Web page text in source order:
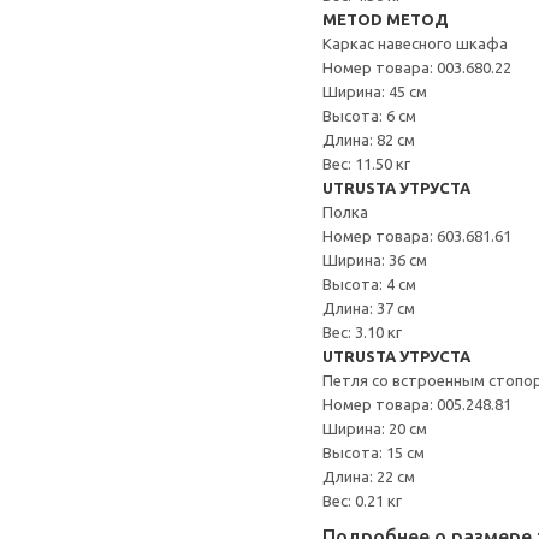
METOD МЕТОД
Каркас навесного шкафа
Номер товара: 003.680.22
Ширина: 45 см
Высота: 6 см
Длина: 82 см
Вес: 11.50 кг
UTRUSTA УТРУСТА
Полка
Номер товара: 603.681.61
Ширина: 36 см
Высота: 4 см
Длина: 37 см
Вес: 3.10 кг
UTRUSTA УТРУСТА
Петля со встроенным
Номер товара: 005.248.81
Ширина: 20 см
Высота: 15 см
Длина: 22 см
Вес: 0.21 кг